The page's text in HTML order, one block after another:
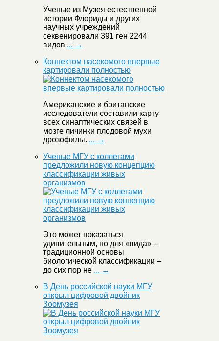
Ученые из Музея естественной
истории Флориды и других
научных учреждений
секвенировали 391 ген 2244
видов ... →
Коннектом насекомого впервые
картировали полностью
Американские и британские
исследователи составили карту
всех синаптических связей в
мозге личинки плодовой мухи
дрозофилы. ... →
Ученые МГУ с коллегами
предложили новую концепцию
классификации живых
организмов
Это может показаться
удивительным, но для «вида» –
традиционной основы
биологической классификации –
до сих пор не ... →
В День российской науки МГУ
открыл цифровой двойник
Зоомузея